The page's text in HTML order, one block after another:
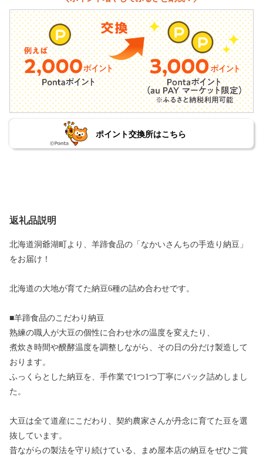
ポイント交換所はこちら
返礼品説明
北海道洞爺湖町より、羊蹄食品の「なかいさんちの手造り納豆」
をお届け！
北海道の大地が育てた納豆6種の詰め合わせです。
■羊蹄食品のこだわり納豆
熟練の職人が大豆の個性に合わせ水の温度を変えたり、
煮炊き時間や醗酵温度を調整しながら、その日の分だけ製造して
おります。
ふっくらとした納豆を、手作業で1つ1つ丁寧にパック詰めしまし
た。
大豆は全て道産にこだわり、契約農家さんが丹念に育てた豆を選
抜しています。
昔ながらの製法を守り続けている、まめ屋本店の納豆をぜひご賞